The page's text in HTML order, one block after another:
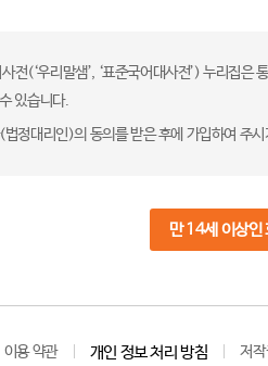
전(‘우리말샘’, ‘표준국어대사전’) 누리집
있습니다.
정대리인)의 동의를 받은 후에 가입하여 주
만 14세 이상인
이용 약관 개인 정보 처리 방침 저